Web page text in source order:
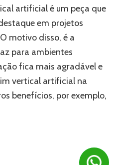
artificial é um peça que
em projetos
motivo disso, é a
para ambientes
fica mais agradável e
vertical artificial na
benefícios, por exemplo,